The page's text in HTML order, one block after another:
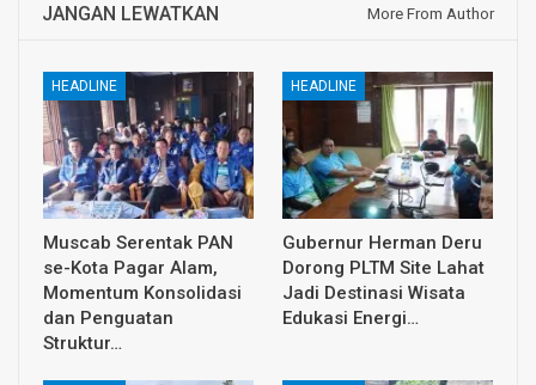
JANGAN LEWATKAN More From Author
HEADLINE
Muscab Serentak PAN
se-Kota Pagar Alam,
Momentum Konsolidasi
dan Penguatan
Struktur…
HEADLINE
Gubernur Herman Deru
Dorong PLTM Site Lahat
Jadi Destinasi Wisata
Edukasi Energi…